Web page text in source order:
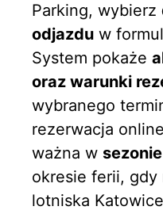
Parking, wybierz
odjazdu w
System pokaże
oraz warunki
wybranego
rezerwacja
ważna w
okresie ferii,
lotniska